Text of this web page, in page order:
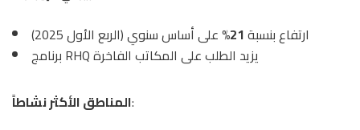
ارتفاع بنسبة21% على أساس سنوي (الربع الأول 2025)
برنامج RHQ يزيد الطلب على المكاتب الفاخرة
المناطق الأكثر نشاطاً: